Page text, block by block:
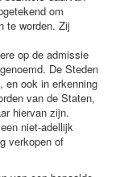
om
te worden. Zij
op de admissie
De Steden
en ook in erkenning
van de Staten,
hiervan zijn.
niet-adellijk
verkopen of